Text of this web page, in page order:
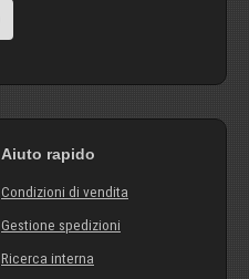
Aiuto rapido
Condizioni di vendita
Gestione spedizioni
Ricerca interna